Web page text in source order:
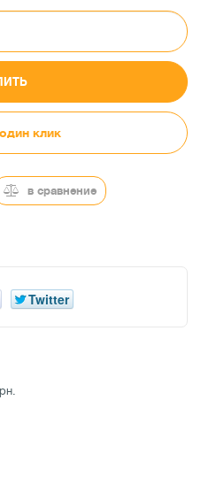
клик
в сравнение
Twitter